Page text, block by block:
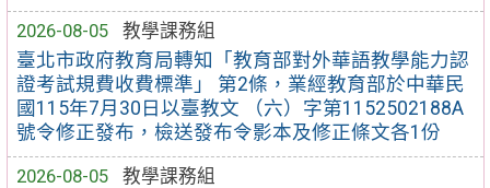
2026-08-05
教學課務組
臺北市政府教育局轉知「教育部對外華語教學能力認
證考試規費收費標準」 第2條，業經教育部於中華民
國115年7月30日以臺教文 （六）字第1152502188A
號令修正發布，檢送發布令影本及修正條文各1份
2026-08-05
教學課務組